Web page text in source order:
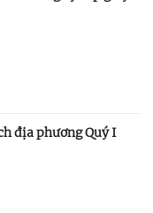
địa phương Quý I